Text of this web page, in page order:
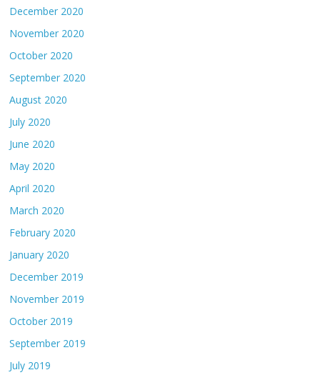
December 2020
November 2020
October 2020
September 2020
August 2020
July 2020
June 2020
May 2020
April 2020
March 2020
February 2020
January 2020
December 2019
November 2019
October 2019
September 2019
July 2019